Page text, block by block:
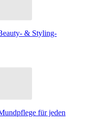
& Styling-
für jeden